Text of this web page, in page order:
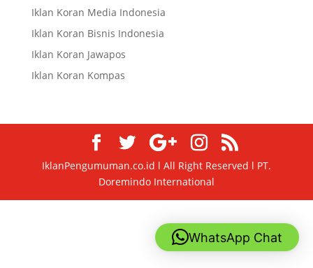
Iklan Koran Media Indonesia
Iklan Koran Bisnis Indonesia
Iklan Koran Jawapos
Iklan Koran Kompas
IklanPengumuman.co.id l All Right Reserved l PT.
Doremindo International
WhatsApp Chat